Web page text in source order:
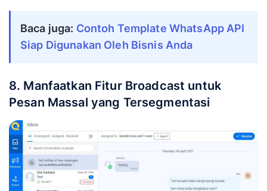
Baca juga: Contoh Template WhatsApp API
Siap Digunakan Oleh Bisnis Anda
8. Manfaatkan Fitur Broadcast untuk
Pesan Massal yang Tersegmentasi